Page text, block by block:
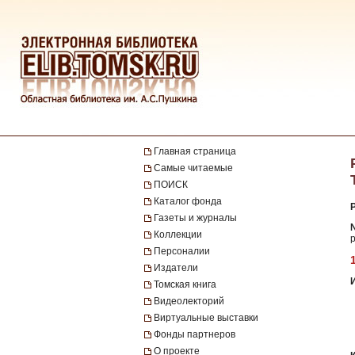
Главная страница
Самые читаемые
ПОИСК
Каталог фонда
Газеты и журналы
Коллекции
Персоналии
Издатели
Томская книга
Видеолекторий
Виртуальные выставки
Фонды партнеров
О проекте